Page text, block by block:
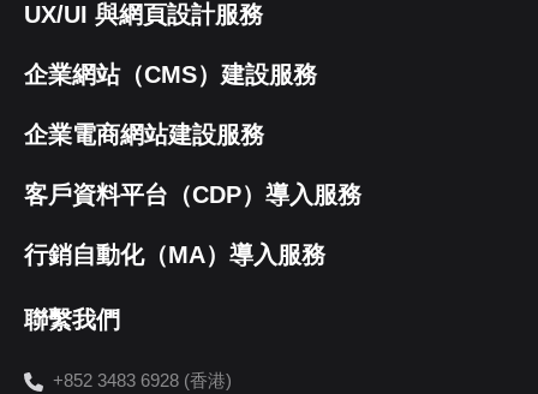
UX/UI 與網頁設計服務
企業網站（CMS）建設服務
企業電商網站建設服務
客戶資料平台（CDP）導入服務
行銷自動化（MA）導入服務
聯繫我們
+852 3483 6928 (香港)